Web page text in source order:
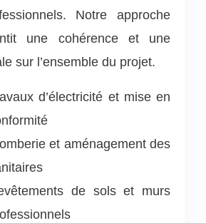
Notre approche
une cohérence et une
sur l’ensemble du projet.
d’électricité et mise en
et aménagement des
de sols et murs